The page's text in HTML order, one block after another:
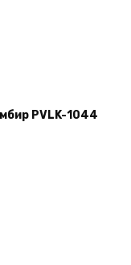
PVLK-1044